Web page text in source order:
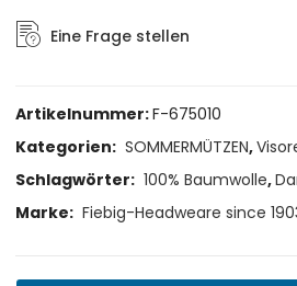
Eine Frage stellen
Artikelnummer:F-675010
Kategorien: SOMMERMÜTZEN,
Schlagwörter: 100% Baumwolle,
Marke: Fiebig-Headweare since